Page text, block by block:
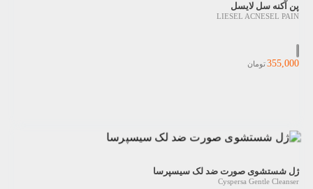
پن آکنه سل لایسل
LIESEL ACNESEL PAIN
355,000تومان
ژل شستشوی صورت ضد لک سیسپرسا
Cyspersa Gentle Cleanser